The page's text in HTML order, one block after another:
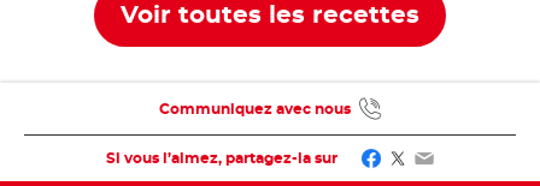
Voir toutes les recettes
Si vous l’aimez, partagez-la sur Facebook
Twitter
Email
Communiquez avec nous